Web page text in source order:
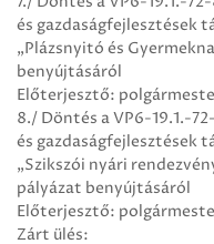
és gazdaságfejlesztések
„Plázsnyitó és
benyújtásáról
Előterjesztő:
8./ Döntés a VP6-19.1.-
és gazdaságfejlesztések
„Szikszói nyári
pályázat benyújtásáról
Előterjesztő:
Zárt ülés: